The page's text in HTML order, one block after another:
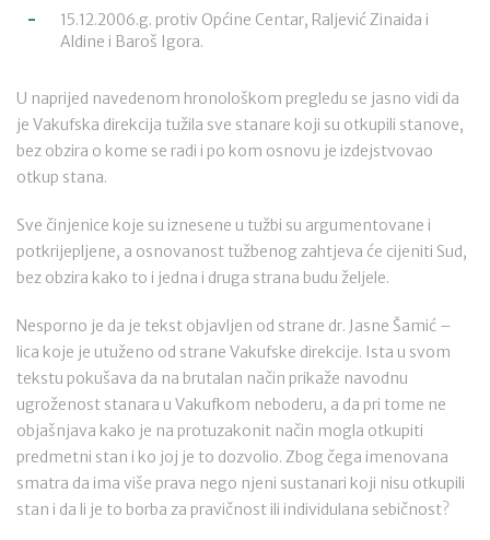
15.12.2006.g. protiv Općine Centar, Raljević Zinaida i
Aldine i Baroš Igora.
U naprijed navedenom hronološkom pregledu se jasno vidi da
je Vakufska direkcija tužila sve stanare koji su otkupili stanove,
bez obzira o kome se radi i po kom osnovu je izdejstvovao
otkup stana.
Sve činjenice koje su iznesene u tužbi su argumentovane i
potkrijepljene, a osnovanost tužbenog zahtjeva će cijeniti Sud,
bez obzira kako to i jedna i druga strana budu željele.
Nesporno je da je tekst objavljen od strane dr. Jasne Šamić –
lica koje je utuženo od strane Vakufske direkcije. Ista u svom
tekstu pokušava da na brutalan način prikaže navodnu
ugroženost stanara u Vakufkom neboderu, a da pri tome ne
objašnjava kako je na protuzakonit način mogla otkupiti
predmetni stan i ko joj je to dozvolio. Zbog čega imenovana
smatra da ima više prava nego njeni sustanari koji nisu otkupili
stan i da li je to borba za pravičnost ili individulana sebičnost?